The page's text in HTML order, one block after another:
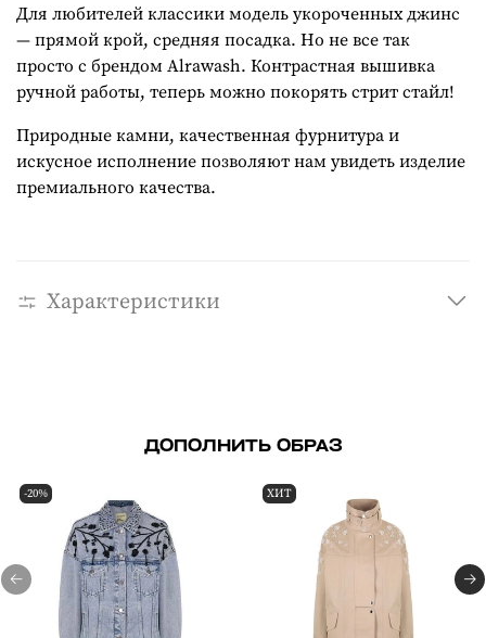
Для любителей классики модель укороченных джинс
— прямой крой, средняя посадка. Но не все так
просто с брендом Alrawash. Контрастная вышивка
ручной работы, теперь можно покорять стрит стайл!
Природные камни, качественная фурнитура и
искусное исполнение позволяют нам увидеть изделие
премиального качества.
Характеристики
ДОПОЛНИТЬ ОБРАЗ
-20% ХИТ